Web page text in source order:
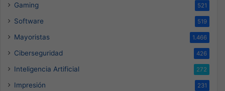
Gaming 521
Software 519
Mayoristas 1.466
Ciberseguridad 426
Inteligencia Artificial 272
Impresión 231